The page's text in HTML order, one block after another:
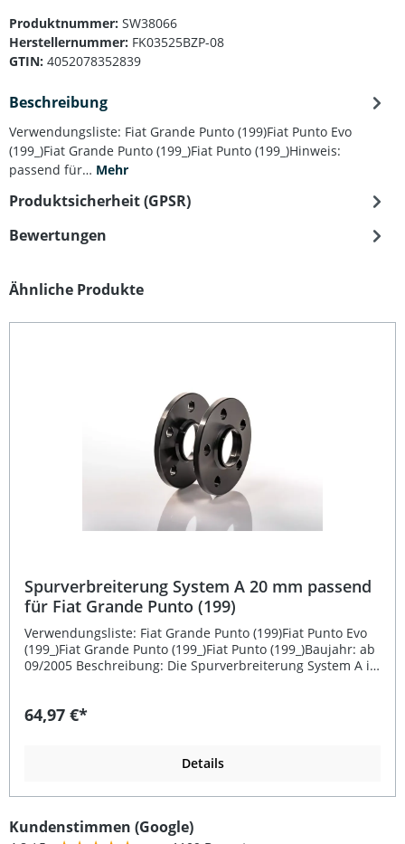
Produktnummer: SW38066
Herstellernummer: FK03525BZP-08
GTIN: 4052078352839
Beschreibung
Verwendungsliste: Fiat Grande Punto (199)Fiat Punto Evo
(199_)Fiat Grande Punto (199_)Fiat Punto (199_)Hinweis:
passend für… Mehr
Produktsicherheit (GPSR)
Bewertungen
Produktgalerie überspringen
Ähnliche Produkte
Spurverbreiterung System A 20 mm passend
für Fiat Grande Punto (199)
Verwendungsliste: Fiat Grande Punto (199)Fiat Punto Evo
(199_)Fiat Grande Punto (199_)Fiat Punto (199_)Baujahr: ab
09/2005 Beschreibung: Die Spurverbreiterung System A in
speziell passend für Fiat Grande Punto (199) ab Baujahr
Material, das auch im Flugzeugbau Verwendung findet.
Gewicht gewährleistet.Gefertigt auf modernen CNC-
eine hervorragende Plan-Parallelität von unter 0,1 mm.
64,97 €*
Details
Kundenstimmen (Google)